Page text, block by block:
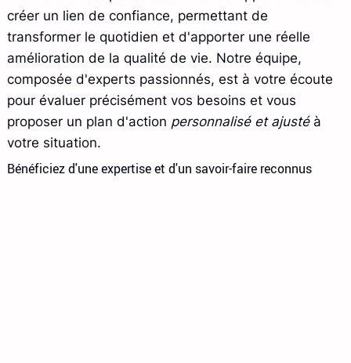
créer un lien de confiance, permettant de
transformer le quotidien et d'apporter une réelle
amélioration de la qualité de vie. Notre équipe,
composée d'experts passionnés, est à votre écoute
pour évaluer précisément vos besoins et vous
proposer un plan d'action personnalisé et ajustéà
votre situation.
Bénéficiez d'une expertise et d'un savoir-faire reconnus